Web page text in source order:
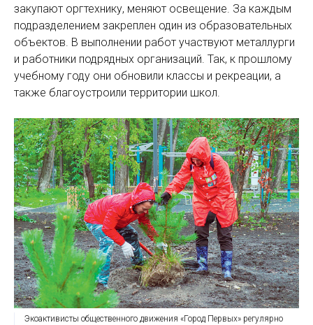
закупают оргтехнику, меняют освещение. За каждым
подразделением закреплен один из образовательных
объектов. В выполнении работ участвуют металлурги
и работники подрядных организаций. Так, к прошлому
учебному году они обновили классы и рекреации, а
также благоустроили территории школ.
Экоактивисты общественного движения «Город Первых» регулярно